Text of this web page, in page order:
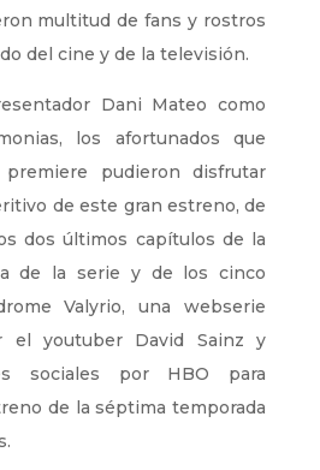
multitud de fans y rostros
del cine y de la televisión.
Dani Mateo como
los afortunados que
pudieron disfrutar
de este gran estreno, de
dos últimos capítulos de la
de la serie y de los cinco
Valyrio, una webserie
el youtuber David Sainz y
sociales por HBO para
de la séptima temporada